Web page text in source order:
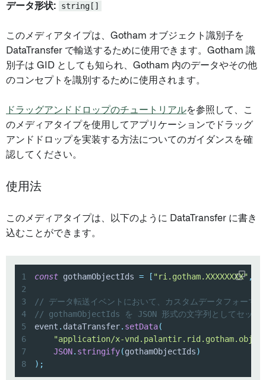
データ形状: string[]
このメディアタイプは、Gotham オブジェクト識別子を
DataTransfer で輸送するために使用できます。Gotham 識
別子は GID としても知られ、Gotham 内のデータやその他
のコンセプトを識別するために使用されます。
ドラッグアンドドロップのチュートリアルを参照して、こ
のメディアタイプを使用してアプリケーションでドラッグ
アンドドロップを実装する方法についてのガイダンスを確
認してください。
使用法
このメディアタイプは、以下のように DataTransfer に書き
込むことができます。
1 const gothamObjectIds = [ "ri.gotham.XXXXXXXX" ,
2
3
// データ転送イベントにおいて、カスタムデータフ
4
// gothamObjectIds を JSON 形式の文字列としてセット
5
event . dataTransfer. setData(
6
"application/x-
7
JSON. stringify(gothamObjectIds)
8
) ;